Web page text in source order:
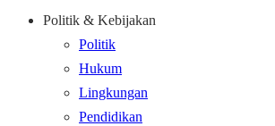
Politik & Kebijakan
Politik
Hukum
Lingkungan
Pendidikan